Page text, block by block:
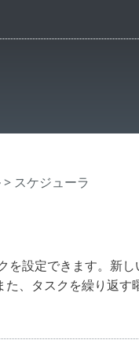
> スケジューラ
を設定できます。新し
た、タスクを繰り返す